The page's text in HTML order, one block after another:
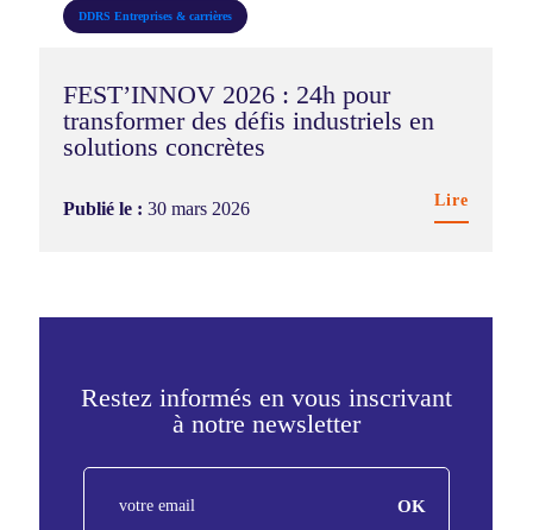
DDRS Entreprises & carrières
FEST’INNOV 2026 : 24h pour
transformer des défis industriels en
solutions concrètes
Publié le :30 mars 2026 Lire
Restez informés en vous inscrivant
à notre newsletter
OK